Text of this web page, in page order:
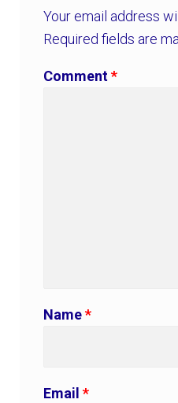
Your email address
Required fields are
Comment*
Name*
Email *